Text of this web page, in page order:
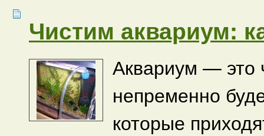
Чистим аквариум:
Аквариум — это
непременно
которые